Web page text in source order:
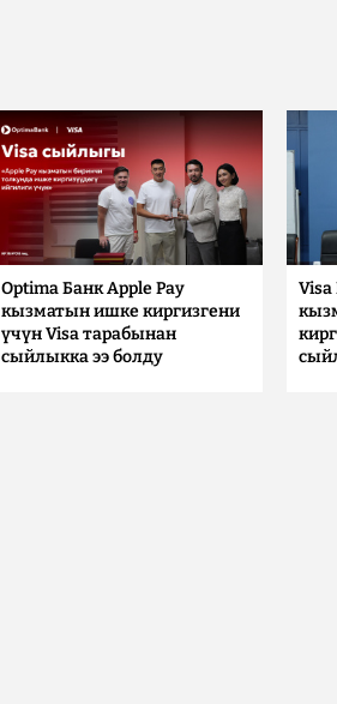
Optima Банк Apple Pay
кызматын ишке киргизгени
үчүн Visa тарабынан
сыйлыкка ээ болду